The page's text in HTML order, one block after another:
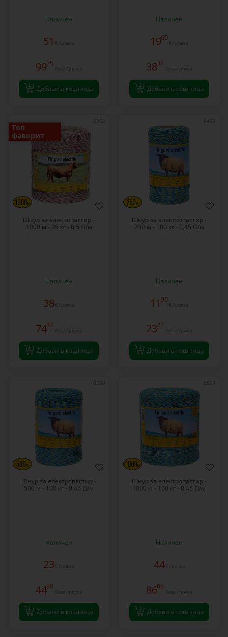
Наличен
51 € / ролка
9975
Лева / ролка
Добави в кошница
Наличен
1960
€ / ролка
3833
Лева / ролка
Добави в кошница
0252
Топ
фаворит
Шнур за елекропастир -
1000 м - 95 кг - 0,5 Ω/м
Наличен
38 € / ролка
7432
Лева / ролка
Добави в кошница
0499
Шнур за електропастир -
250 м - 100 кг - 0,45 Ω/м
Наличен
11 90
€ / ролка
2327
Лева / ролка
Добави в кошница
0500
Шнур за електропастир -
500 м - 100 кг - 0,45 Ω/м
Наличен
23 € / ролка
4498
Лева / ролка
Добави в кошница
0501
Шнур за електропастир -
1000 м - 100 кг - 0,45 Ω/м
Наличен
44€ / ролка
8606
Лева / ролка
Добави в кошница